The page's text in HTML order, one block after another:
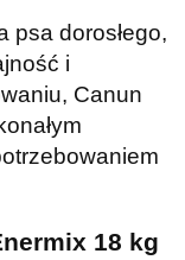
psa dorosłego,
i
Canun
18 kg